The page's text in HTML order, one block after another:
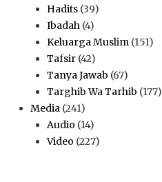
Hadits (39)
Ibadah (4)
Keluarga Muslim (151)
Tafsir (42)
Tanya Jawab (67)
Targhib Wa Tarhib (177)
Media (241)
Audio (14)
Video (227)